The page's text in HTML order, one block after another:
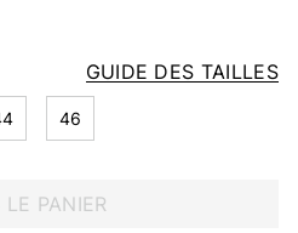
GUIDE DES TAILLES
46
LE PANIER